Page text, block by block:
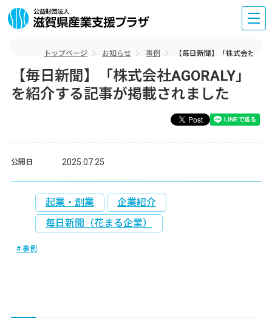
トップページ お知らせ 事例 【毎日新聞】「株式会社
【毎日新聞】「株式会社AGORALY」
を紹介する記事が掲載されました
公開日 2025.07.25
起業・創業
企業紹介
毎日新聞（花まる企業）
事例